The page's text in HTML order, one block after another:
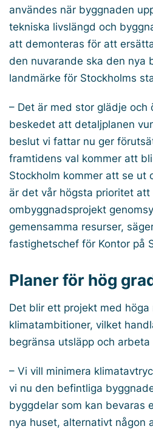
användes när byggnaden
tekniska livslängd och
att demonteras för att
den nuvarande ska den nya
landmärke för Stockholms
– Det är med stor glädje och
beskedet att detaljplanen
beslut vi fattar nu ger
framtidens val kommer att
Stockholm kommer att se ut
är det vår högsta prioritet att
ombyggnadsprojekt
gemensamma resurser,
fastighetschef för Kontor på
Planer för hög
Det blir ett projekt med höga
klimatambitioner, vilket
begränsa utsläpp och
– Vi vill minimera
vi nu den befintliga
byggdelar som kan bevaras
nya huset, alternativt någon